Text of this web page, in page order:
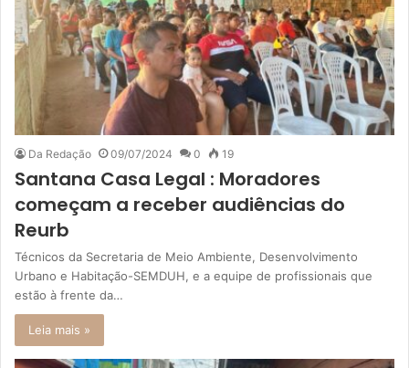
Da Redação 09/07/2024 0 19
Santana Casa Legal : Moradores
começam a receber audiências do
Reurb
Técnicos da Secretaria de Meio Ambiente, Desenvolvimento
Urbano e Habitação-SEMDUH, e a equipe de profissionais que
estão à frente da…
Leia mais »